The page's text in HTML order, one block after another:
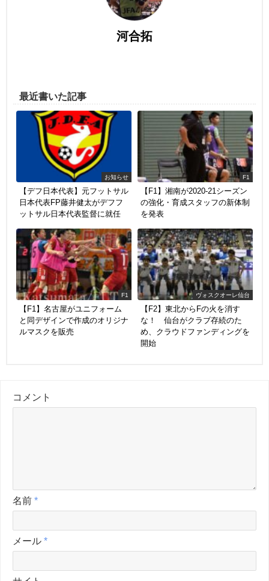
河合拓
最近書いた記事
お知らせ
【デフ日本代表】元フットサル
日本代表FP藤井健太がデフフ
ットサル日本代表監督に就任
F1
【F1】湘南が2020-21シーズン
の強化・育成スタッフの新体制
を発表
F1
【F1】名古屋がユニフォーム
と同デザインで作成のオリジナ
ルマスクを販売
ヴォスクオーレ仙台
【F2】東北からFの火を消す
な！ 仙台がクラブ存続のた
め、クラウドファンディングを
開始
コメント
名前 *
メール *